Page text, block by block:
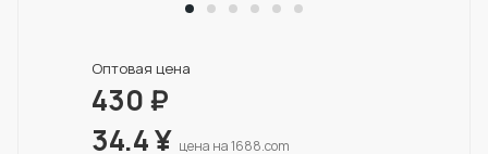
Оптовая цена
430₽
34.4¥ цена на 1688.com